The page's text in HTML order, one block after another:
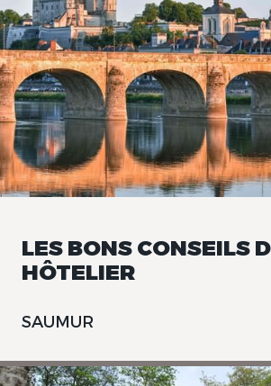
LES BONS CONSEILS
HÔTELIER
SAUMUR